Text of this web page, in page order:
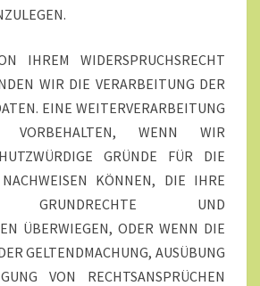
IHREM WIDERSPRUCHSRECHT
WIR DIE VERARBEITUNG DER
EINE WEITERVERARBEITUNG
VORBEHALTEN, WENN WIR
GRÜNDE FÜR DIE
KÖNNEN, DIE IHRE
GRUNDRECHTE UND
ÜBERWIEGEN, ODER WENN DIE
GELTENDMACHUNG, AUSÜBUNG
VON RECHTSANSPRÜCHEN